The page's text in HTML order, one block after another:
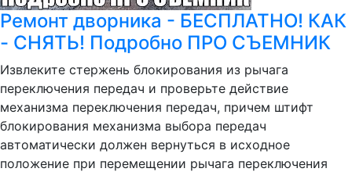
Ремонт дворника - БЕСПЛАТНО! КАК
- СНЯТЬ! Подробно ПРО СЪЕМНИК
Извлеките стержень блокирования из рычага
переключения передач и проверьте действие
механизма переключения передач, причем штифт
блокирования механизма выбора передач
автоматически должен вернуться в исходное
положение при перемещении рычага переключения